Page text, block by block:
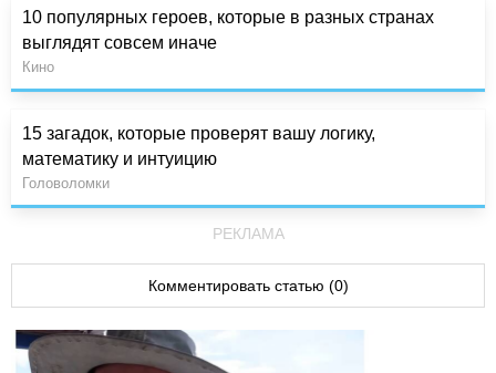
10 популярных героев, которые в разных странах
выглядят совсем иначе
Кино
15 загадок, которые проверят вашу логику,
математику и интуицию
Головоломки
РЕКЛАМА
Комментировать статью (0)